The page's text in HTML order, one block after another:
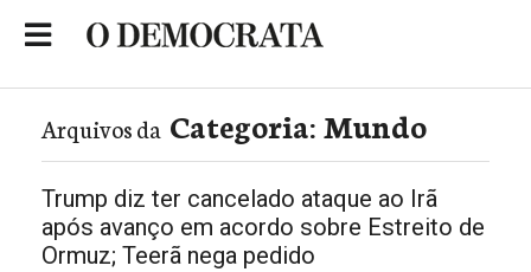
Arquivos da Categoria:Mundo
Trump diz ter cancelado ataque ao Irã
após avanço em acordo sobre Estreito de
Ormuz; Teerã nega pedido